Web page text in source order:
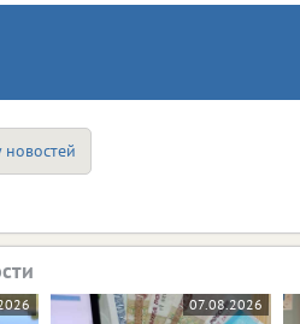
новостей
07.08.2026